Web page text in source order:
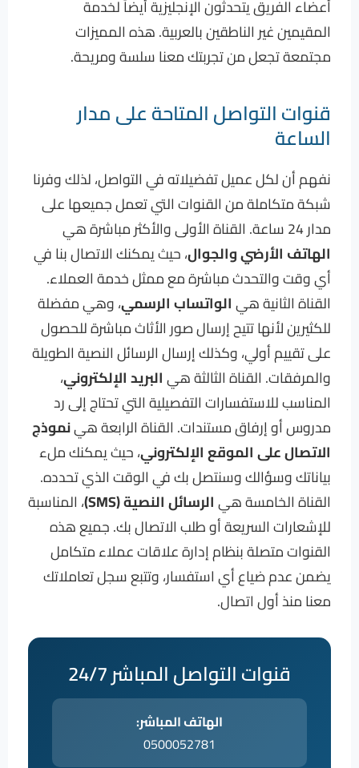
أعضاء الفريق يتحدثون الإنجليزية أيضاً لخدمة
المقيمين غير الناطقين بالعربية. هذه المميزات
مجتمعة تجعل من تجربتك معنا سلسة ومريحة.
قنوات التواصل المتاحة على مدار
الساعة
نفهم أن لكل عميل تفضيلاته في التواصل، لذلك وفرنا
شبكة متكاملة من القنوات التي تعمل جميعها على
مدار 24 ساعة. القناة الأولى والأكثر مباشرة هي
الهاتف الأرضي والجوال، حيث يمكنك الاتصال بنا في
أي وقت والتحدث مباشرة مع ممثل خدمة العملاء.
القناة الثانية هيالواتساب الرسمي، وهي مفضلة
للكثيرين لأنها تتيح إرسال صور الأثاث مباشرة للحصول
على تقييم أولي، وكذلك إرسال الرسائل النصية الطويلة
والمرفقات. القناة الثالثة هيالبريد الإلكتروني،
المناسب للاستفسارات التفصيلية التي تحتاج إلى رد
مدروس أو إرفاق مستندات. القناة الرابعة هينموذج
الاتصال على الموقع الإلكتروني، حيث يمكنك ملء
بياناتك وسؤالك وسنتصل بك في الوقت الذي تحدده.
القناة الخامسة هيالرسائل النصية (SMS)
، المناسبة
للإشعارات السريعة أو طلب الاتصال بك. جميع هذه
القنوات متصلة بنظام إدارة علاقات عملاء متكامل
يضمن عدم ضياع أي استفسار، وتتبع سجل تعاملاتك
معنا منذ أول اتصال.
قنوات التواصل المباشر 24/7
الهاتف المباشر:
0500052781